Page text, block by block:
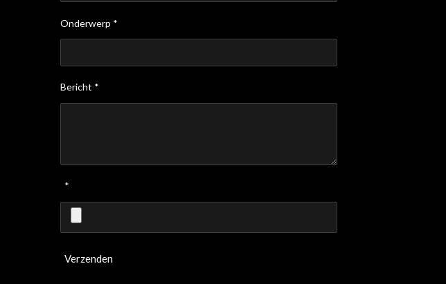
Onderwerp *
Bericht *
*
Verzenden